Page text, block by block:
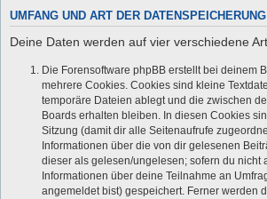
UMFANG UND ART DER DATENSPEICHERUNG
Deine Daten werden auf vier verschiedene
Die Forensoftware phpBB erstellt bei deinem
mehrere Cookies. Cookies sind kleine
temporäre Dateien ablegt und die zwischen
Boards erhalten bleiben. In diesen Cookies
Sitzung (damit dir alle Seitenaufrufe
Informationen über die von dir gelesenen
dieser als gelesen/ungelesen; sofern du nicht
Informationen über deine Teilnahme an
angemeldet bist) gespeichert. Ferner werden